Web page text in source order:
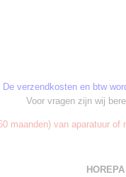
De verzendkosten en btw
Voor vragen zijn wij
maanden) van aparatuur